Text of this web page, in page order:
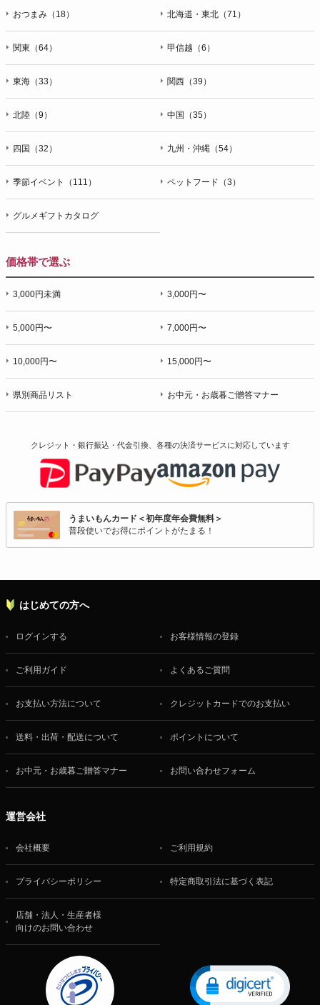
おつまみ（18） 北海道・東北（71）
関東（64） 甲信越（6）
東海（33） 関西（39）
北陸（9） 中国（35）
四国（32） 九州・沖縄（54）
季節イベント（111） ペットフード（3）
グルメギフトカタログ
価格帯で選ぶ
3,000円未満 3,000円〜
5,000円〜 7,000円〜
10,000円〜 15,000円〜
県別商品リスト お中元・お歳暮ご贈答マナー
クレジット・銀行振込・代金引換、各種の決済サービスに対応しています
うまいもんカード＜初年度年会費無料＞
普段使いでお得にポイントがたまる！
はじめての方へ
ログインする お客様情報の登録
ご利用ガイド よくあるご質問
お支払い方法について クレジットカードでのお支払い
送料・出荷・配送について ポイントについて
お中元・お歳暮ご贈答マナー お問い合わせフォーム
運営会社
会社概要 ご利用規約
プライバシーポリシー 特定商取引法に基づく表記
店舗・法人・生産者様
向けのお問い合わせ